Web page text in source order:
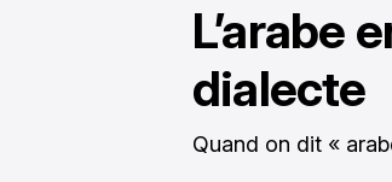
L’arabe
dialecte
Quand on dit «